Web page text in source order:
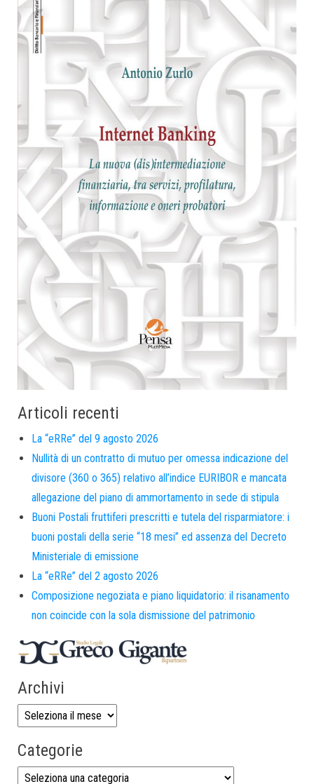
Articoli recenti
La “eRRe” del 9 agosto 2026
Nullità di un contratto di mutuo per omessa indicazione del
divisore (360 o 365) relativo all’indice EURIBOR e mancata
allegazione del piano di ammortamento in sede di stipula
Buoni Postali fruttiferi prescritti e tutela del risparmiatore: i
buoni postali della serie “18 mesi” ed assenza del Decreto
Ministeriale di emissione
La “eRRe” del 2 agosto 2026
Composizione negoziata e piano liquidatorio: il risanamento
non coincide con la sola dismissione del patrimonio
Archivi
Categorie